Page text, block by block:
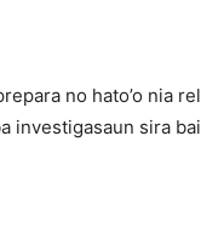
no hato’o nia
investigasaun sira